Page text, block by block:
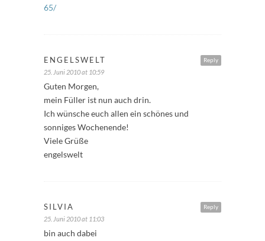
65/
Reply
ENGELSWELT
25. Juni 2010 at 10:59
Guten Morgen,
mein Füller ist nun auch drin.
Ich wünsche euch allen ein schönes und
sonniges Wochenende!
Viele Grüße
engelswelt
Reply
SILVIA
25. Juni 2010 at 11:03
bin auch dabei